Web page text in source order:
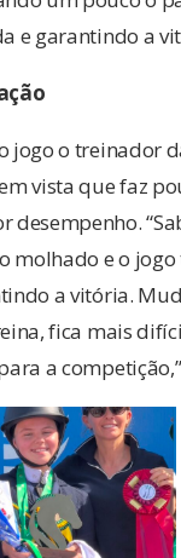
e garantindo a
jogo o treinador
vista que faz
desempenho.
molhado e o
a vitória.
fica mais
a